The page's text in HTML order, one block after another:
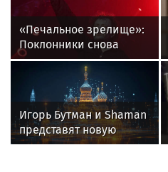
«Печальное зрелище»:
Поклонники снова
возмущены
«мычащим» на сцене
Глебом Самойловым
Игорь Бутман и Shaman
представят новую
премьеру 27 октября